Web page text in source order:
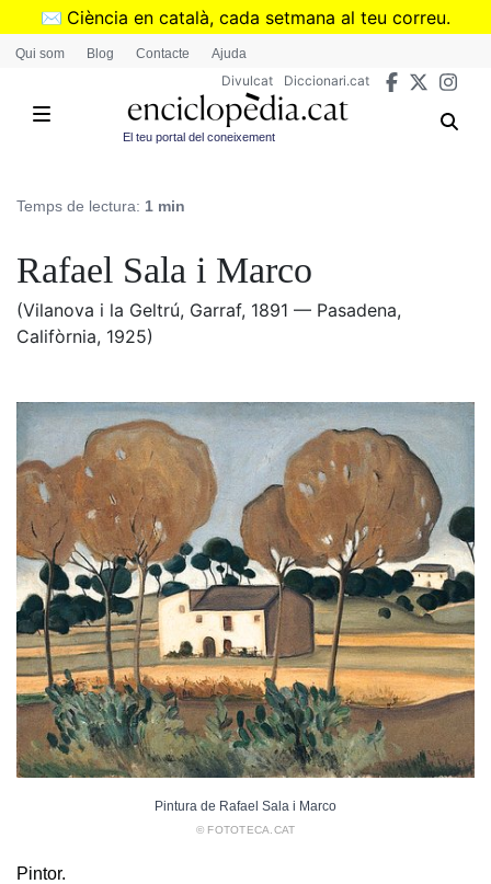
Vés
✉️ Ciència en català, cada setmana al teu correu.
➜Subscriu-te al butlletí de Divulcat
Qui som Blog Contacte Ajuda
Divulcat Diccionari.cat
El teu portal del coneixement
Temps de lectura: 1 min
Rafael Sala i Marco
(Vilanova i la Geltrú, Garraf, 1891 — Pasadena,
Califòrnia, 1925)
Pintura de Rafael Sala i Marco
© FOTOTECA.CAT
Pintor.